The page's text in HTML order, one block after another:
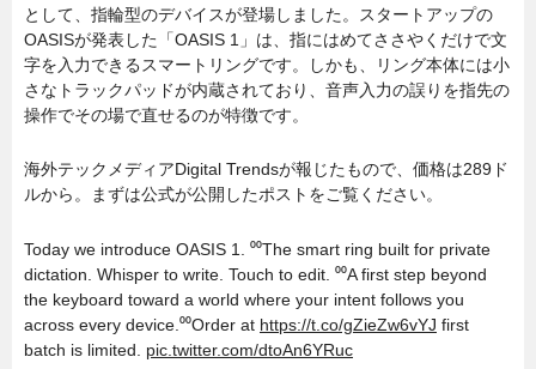
として、指輪型のデバイスが登場しました。スタートアップの
OASISが発表した「OASIS 1」は、指にはめてささやくだけで文
字を入力できるスマートリングです。しかも、リング本体には小
さなトラックパッドが内蔵されており、音声入力の誤りを指先の
操作でその場で直せるのが特徴です。
海外テックメディアDigital Trendsが報じたもので、価格は289ド
ルから。まずは公式が公開したポストをご覧ください。
Today we introduce OASIS 1. ⁰⁰The smart ring built for private
dictation. Whisper to write. Touch to edit. ⁰⁰A first step beyond
the keyboard toward a world where your intent follows you
across every device.⁰⁰Order at https://t.co/gZieZw6vYJ first
batch is limited. pic.twitter.com/dtoAn6YRuc